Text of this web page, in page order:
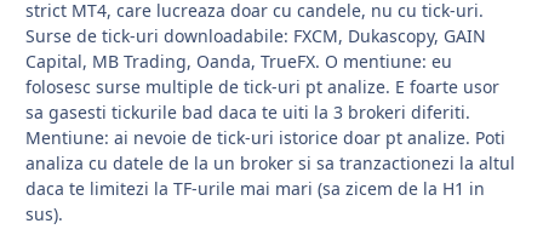
strict MT4, care lucreaza doar cu candele, nu cu tick-uri.
Surse de tick-uri downloadabile: FXCM, Dukascopy, GAIN
Capital, MB Trading, Oanda, TrueFX. O mentiune: eu
folosesc surse multiple de tick-uri pt analize. E foarte usor
sa gasesti tickurile bad daca te uiti la 3 brokeri diferiti.
Mentiune: ai nevoie de tick-uri istorice doar pt analize. Poti
analiza cu datele de la un broker si sa tranzactionezi la altul
daca te limitezi la TF-urile mai mari (sa zicem de la H1 in
sus).